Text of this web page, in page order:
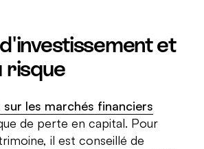
et
risque
sur les marchés financiers
de perte en capital. Pour
il est conseillé de